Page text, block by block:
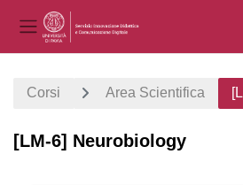
Pannello laterale
Corsi Area Scientifica
[LM-6] Neurobiology